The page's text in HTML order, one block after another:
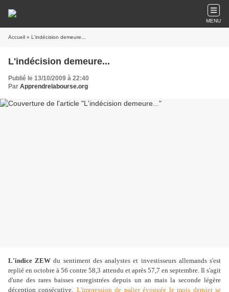
MENU
Accueil » L'indécision demeure...
L'indécision demeure...
Publié le 13/10/2009 à 22:40
Par Apprendrelabourse.org
L'indice ZEW du sentiment des analystes et investisseurs allemands s'est
replié en octobre à 56 contre 58,3 attendu et après 57,7 en septembre. Il s'agit
d'une des rares baisses enregistrées depuis un an mais la seconde légère
déception consécutive. L'impression de palier évoquée le mois dernier se